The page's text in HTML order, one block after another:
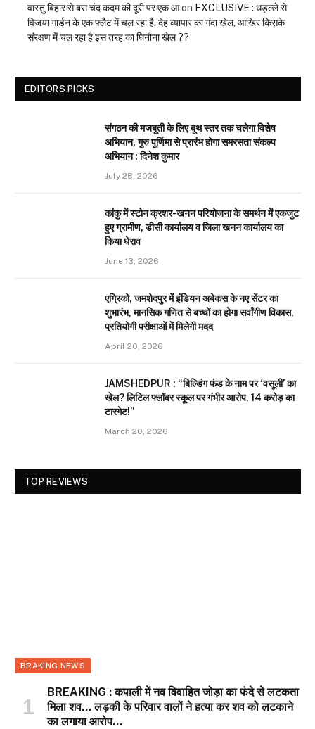
वास्तु बिहार से बस चंद कदम की दूरी पर एक आon EXCLUSIVE : धड़ल्ले से
विजया गार्डन के एक फ्लैट में चल रहा है, देह व्यापार का गंदा खेल, आखिर किसके
संरक्षण में चल रहा है इस तरह का घिनौना खेल ??
EDITORS PICKS
संगठन की मजबूती के लिए बूथ स्तर तक चलेगा विशेष
अभियान, गुरु पूर्णिमा से प्रारंभ होगा समरसता संकल्प
अभियान : दिनेश कुमार
July 28, 2026
कांकु में स्टोन क्रशर-खनन परियोजना के समर्थन में एकजुट
हुए ग्रामीण, डीसी कार्यालय व जिला खनन कार्यालय का
किया घेराव
June 13, 2026
एग्रिको, जमशेदपुर में इंडियन अबेकस के नए सेंटर का
शुभारंभ, मानसिक गणित से बच्चों का होगा सर्वांगीण विकास,
प्रतियोगी परीक्षाओं में मिलेगी मदद
April 20, 2026
JAMSHEDPUR : “बिल्डिंग फंड के नाम पर ‘वसूली’ का
खेल? लिटिल फ्लॉवर स्कूल पर गंभीर आरोप, 14 करोड़ का
टारगेट!”
March 20, 2026
TOP REVIEWS
BRAKING NEWS
BREAKING : कपाली में नव विवाहित जोड़ा का फंदे से लटकता
मिला शव… लड़की के परिवार वालों ने हत्या कर शव को लटकाने
का लगाया आरोप…